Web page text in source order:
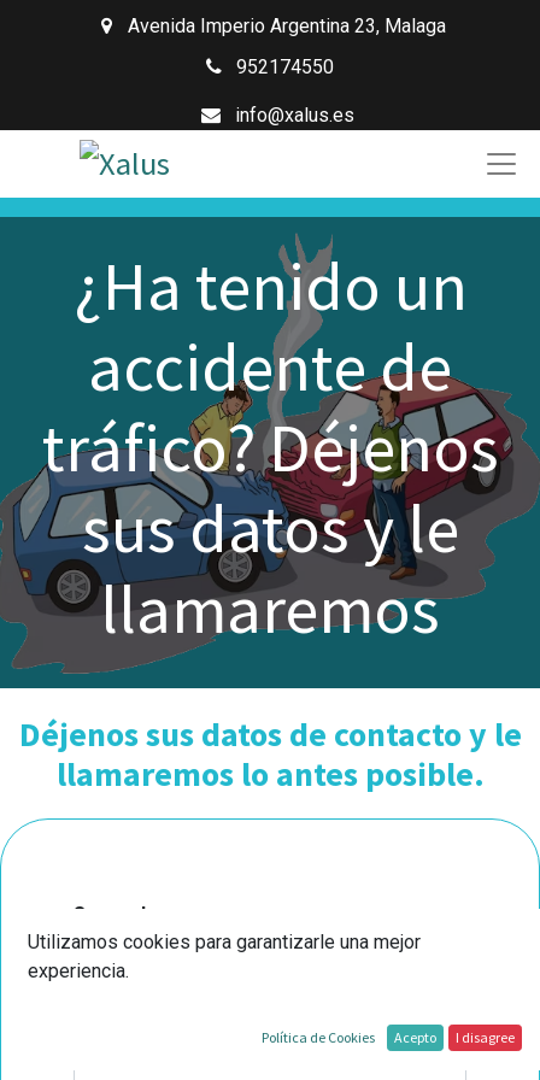
Avenida Imperio Argentina 23, Malaga
952174550
info@xalus.es
¿Ha tenido un
accidente de
tráfico? Déjenos
sus datos y le
llamaremos
Déjenos sus datos de contacto y le
llamaremos lo antes posible.
Su nombre
Utilizamos cookies para garantizarle una mejor
experiencia.
Política de Cookies Acepto I disagree